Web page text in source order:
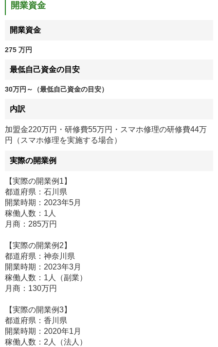
開業資金
開業資金
275 万円
最低自己資金の目安
30万円～（最低自己資金の目安）
内訳
加盟金220万円・研修費55万円・スマホ修理の研修費44万
円（スマホ修理を実施する場合）
実際の開業例
【実際の開業例1】
都道府県：石川県
開業時期：2023年5月
稼働人数：1人
月商：285万円
【実際の開業例2】
都道府県：神奈川県
開業時期：2023年3月
稼働人数：1人（副業）
月商：130万円
【実際の開業例3】
都道府県：香川県
開業時期：2020年1月
稼働人数：2人（法人）